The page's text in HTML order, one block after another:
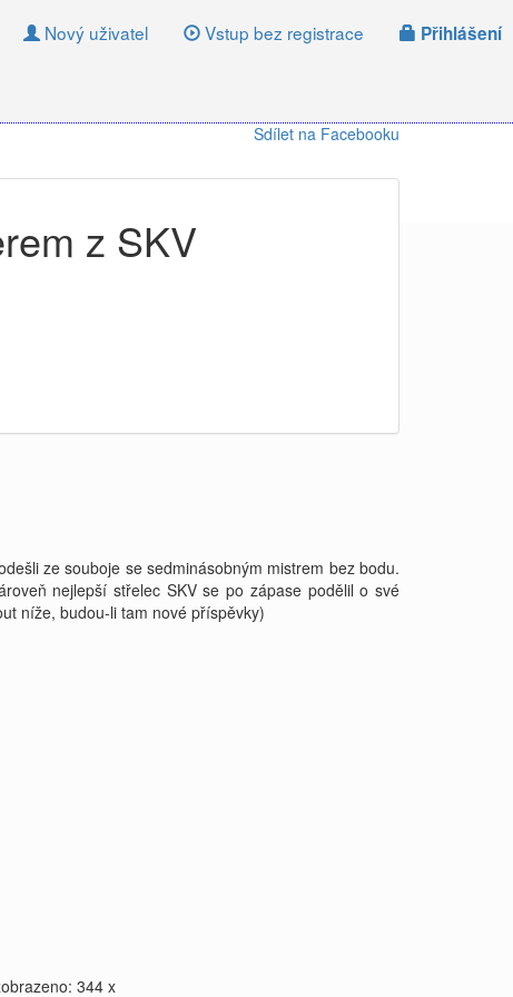
Nový uživatel Vstup bez registrace Přihlášení
Sdílet na Facebooku
z SKV
ze souboje se sedminásobným mistrem bez bodu.
nejlepší střelec SKV se po zápase podělil o své
níže, budou-li tam nové příspěvky)
344 x